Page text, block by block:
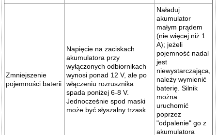
Zmniejszenie
pojemności baterii
Napięcie na zaciskach
akumulatora przy
wyłączonych odbiornikach
wynosi ponad 12 V, ale po
włączeniu rozrusznika
spada poniżej 6-8 V.
Jednocześnie spod maski
może być słyszalny trzask
Naładuj
akumulator
małym prądem
(nie więcej niż 1
A); jeżeli
pojemność nadal
jest
niewystarczająca,
należy wymienić
baterię. Silnik
można
uruchomić
poprzez
"odpalenie" go z
akumulatora